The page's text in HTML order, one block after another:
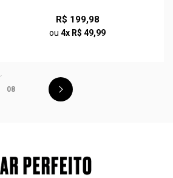
R$ 199,98
ou4x R$ 49,99
08